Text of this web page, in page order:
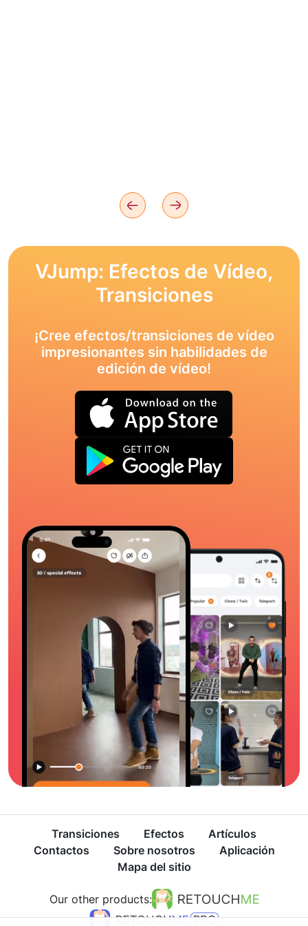
VJump: Efectos de Vídeo,
Transiciones
¡Cree efectos/transiciones de vídeo
impresionantes sin habilidades de
edición de vídeo!
Transiciones Efectos
Artículos
Contactos
Sobre nosotros
Aplicación
Mapa del sitio
Our other products: